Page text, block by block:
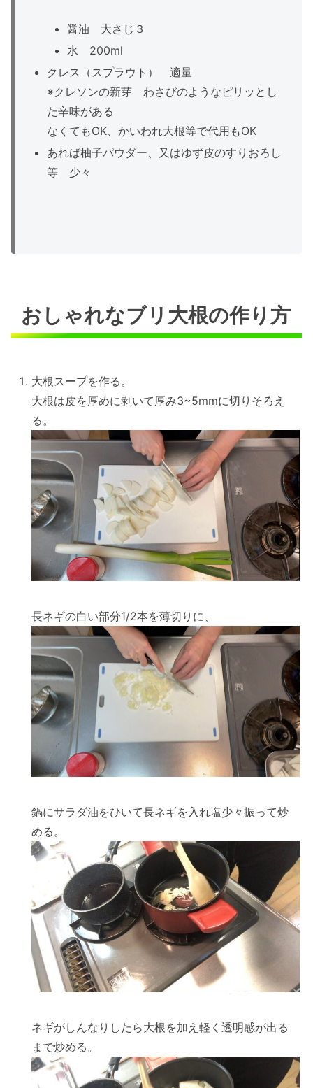
醤油 大さじ３
水 200ml
クレス（スプラウト） 適量
※クレソンの新芽 わさびのようなピリッとし
た辛味がある
なくてもOK、かいわれ大根等で代用もOK
あれば柚子パウダー、又はゆず皮のすりおろし
等 少々
おしゃれなブリ大根の作り方
大根スープを作る。
大根は皮を厚めに剥いて厚み3~5mmに切りそろえ
る。
長ネギの白い部分1/2本を薄切りに、
鍋にサラダ油をひいて長ネギを入れ塩少々振って炒
める。
ネギがしんなりしたら大根を加え軽く透明感が出る
まで炒める。